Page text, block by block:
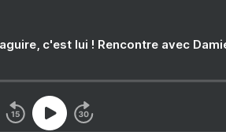
c'est lui ! Rencontre avec